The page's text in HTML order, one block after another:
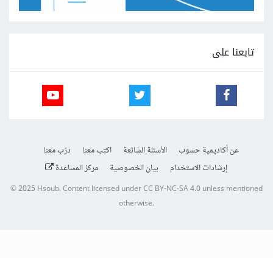
تابعنا على
عن أكاديمية حسوب الأسئلة الشائعة اكتب معنا
درّب معنا
إرشادات الاستخدام
بيان الخصوصية مركز المساعدة
© 2025 Hsoub.Content licensed underCC BY-NC-SA 4.0unless mentioned
otherwise.